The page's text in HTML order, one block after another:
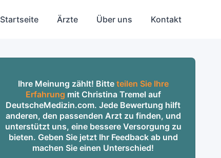
Startseite Ärzte Über uns Kontakt
Ihre Meinung zählt! Bitte teilen Sie Ihre
Erfahrung mit Christina Tremel auf
DeutscheMedizin.com. Jede Bewertung hilft
anderen, den passenden Arzt zu finden, und
unterstützt uns, eine bessere Versorgung zu
bieten. Geben Sie jetzt Ihr Feedback ab und
machen Sie einen Unterschied!